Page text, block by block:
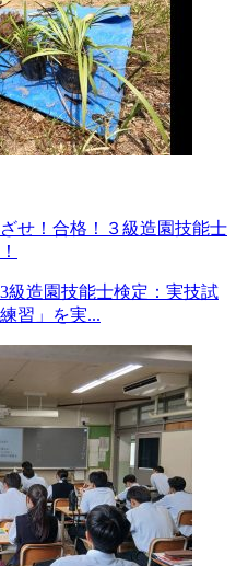
せ！合格！３級造園技能士
級造園技能士検定：実技試
習」を実...